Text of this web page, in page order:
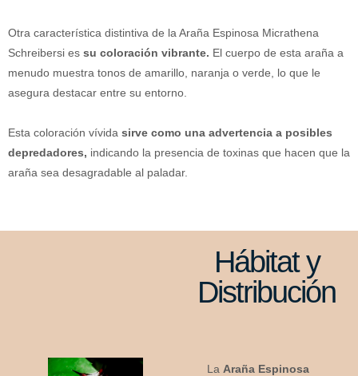
Otra característica distintiva de la Araña Espinosa Micrathena
Schreibersi es su coloración vibrante. El cuerpo de esta araña a
menudo muestra tonos de amarillo, naranja o verde, lo que le
asegura destacar entre su entorno.
Esta coloración vívida sirve como una advertencia a posibles
depredadores, indicando la presencia de toxinas que hacen que la
araña sea desagradable al paladar.
Hábitat y
Distribución
La Araña Espinosa